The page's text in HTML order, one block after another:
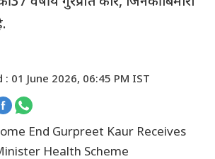
01 June 2026, 06:45 PM IST